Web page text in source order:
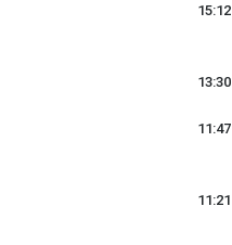
15:12
13:30
11:47
11:21